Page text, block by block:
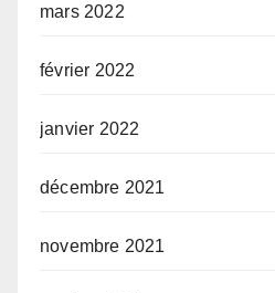
mars 2022
février 2022
janvier 2022
décembre 2021
novembre 2021